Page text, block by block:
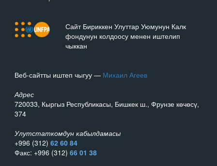
Сайт Бириккен Улуттар Уюмунун Калк
фондунун колдоосу менен иштелип
чыккан
Веб-сайтты иштеп чыгуу — Михаил Агеев
Адрес
720033, Кыргыз Республикасы, Бишкек ш., Фрунзе көчөсү,
374
Улутстаткомдун кабылдамасы
+996 (312) 62 60 84
Факс: +996 (312) 66 01 38